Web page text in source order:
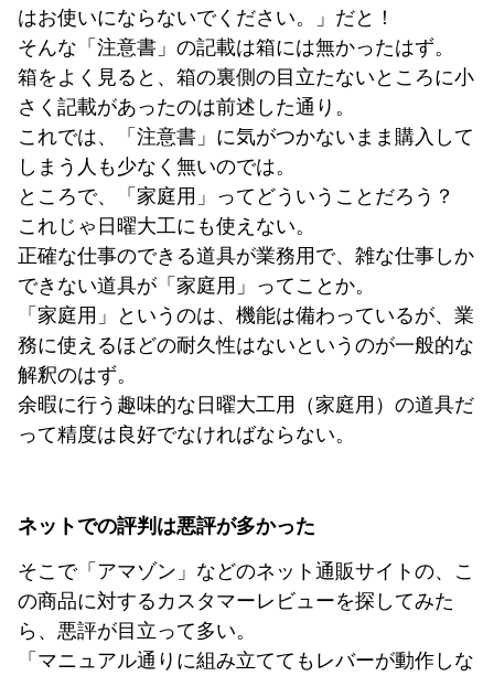
はお使いにならないでください。」だと！
そんな「注意書」の記載は箱には無かったはず。
箱をよく見ると、箱の裏側の目立たないところに小
さく記載があったのは前述した通り。
これでは、「注意書」に気がつかないまま購入して
しまう人も少なく無いのでは。
ところで、「家庭用」ってどういうことだろう？
これじゃ日曜大工にも使えない。
正確な仕事のできる道具が業務用で、雑な仕事しか
できない道具が「家庭用」ってことか。
「家庭用」というのは、機能は備わっているが、業
務に使えるほどの耐久性はないというのが一般的な
解釈のはず。
余暇に行う趣味的な日曜大工用（家庭用）の道具だ
って精度は良好でなければならない。
ネットでの評判は悪評が多かった
そこで「アマゾン」などのネット通販サイトの、こ
の商品に対するカスタマーレビューを探してみた
ら、悪評が目立って多い。
「マニュアル通りに組み立ててもレバーが動作しな